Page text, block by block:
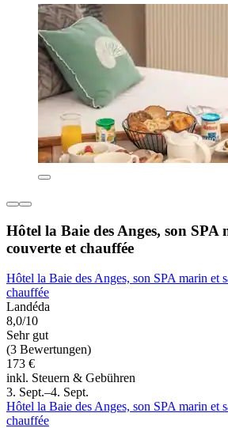
Hôtel la Baie des Anges, son SPA
couverte et chauffée
Hôtel la Baie des Anges, son SPA marin et
chauffée
Landéda
8,0/10
Sehr gut
(3 Bewertungen)
173 €
inkl. Steuern & Gebühren
3. Sept.–4. Sept.
Hôtel la Baie des Anges, son SPA marin et
chauffée